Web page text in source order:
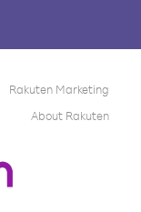
Rakuten Marketing
About Rakuten